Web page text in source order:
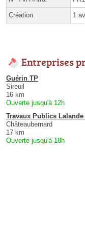
Création 1
Entreprises
Guérin TP
Sireuil
16 km
Ouverte jusqu'à 12h
Travaux Publics Lalande
Châteaubernard
17 km
Ouverte jusqu'à 18h